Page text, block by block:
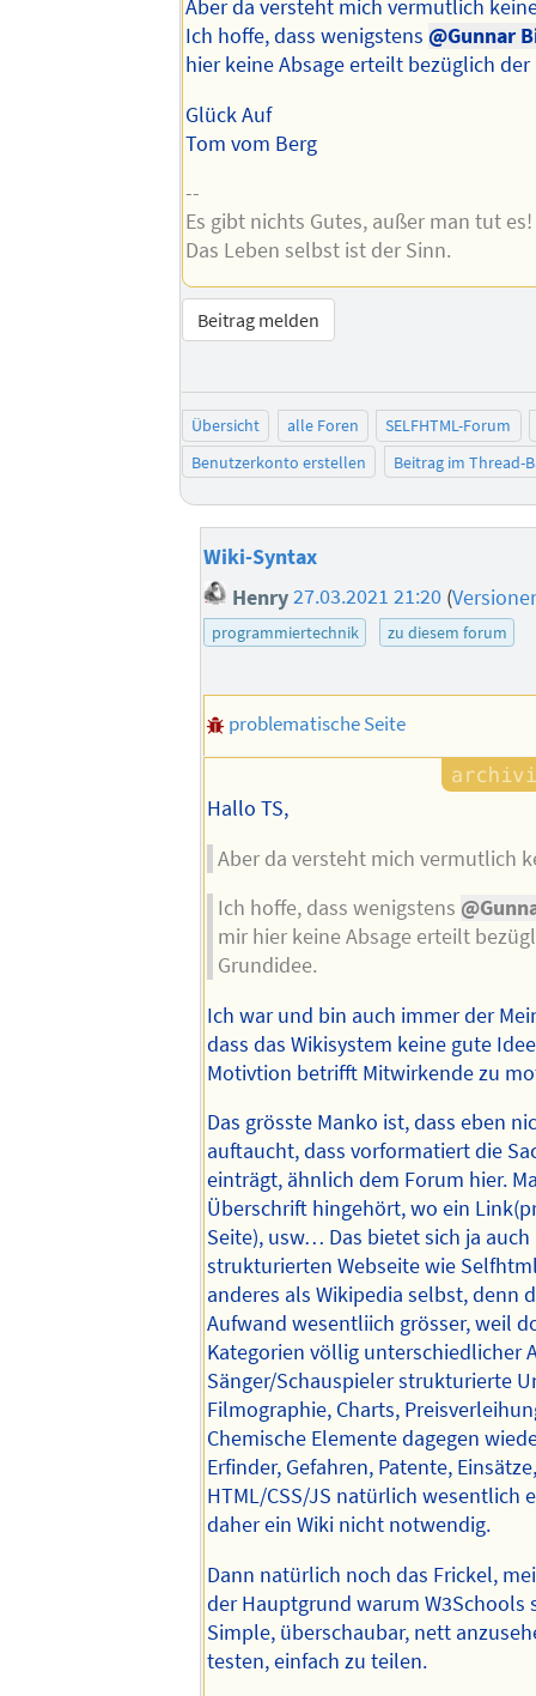
Aber da versteht mich vermutlich
Ich hoffe, dass wenigstens@Gunnar
hier keine Absage erteilt bezüglich der
Glück Auf
Tom vom Berg
--
Es gibt nichts Gutes, außer man tut es!
Das Leben selbst ist der Sinn.
Beitrag melden
Übersicht alle Foren
SELFHTML-Forum
Benutzerkonto erstellen
Beitrag im Thread-
Wiki-Syntax
Henry27.03.2021 21:20 (
programmiertechnik zu diesem forum
problematische Seite
Hallo TS,
Aber da versteht mich vermutlich
Ich hoffe, dass wenigstens
mir hier keine Absage erteilt
Grundidee.
Ich war und bin auch immer der
dass das Wikisystem keine gute
Motivtion betrifft Mitwirkende zu
Das grösste Manko ist, dass eben
auftaucht, dass vorformatiert die
einträgt, ähnlich dem Forum hier.
Überschrift hingehört, wo ein
Seite), usw… Das bietet sich ja auch
strukturierten Webseite wie
anderes als Wikipedia selbst, denn
Aufwand wesentliich grösser, weil
Kategorien völlig unterschiedlicher
Sänger/Schauspieler strukturierte
Filmographie, Charts,
Chemische Elemente dagegen
Erfinder, Gefahren, Patente,
HTML/CSS/JS natürlich wesentlich
daher ein Wiki nicht notwendig.
Dann natürlich noch das Frickel,
der Hauptgrund warum W3Schools
Simple, überschaubar, nett
testen, einfach zu teilen.